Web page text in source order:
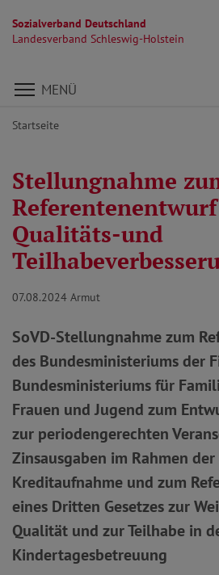
Sozialverband Deutschland
Landesverband Schleswig-Holstein
Direkt zu den Inhalten springen
MENÜ
Startseite
Stellungnahme
Qualitäts-und
07.08.2024 Armut
SoVD-Stellungnahme zum
des Bundesministeriums der
Bundesministeriums für
Frauen und Jugend zum
zur periodengerechten
Zinsausgaben im Rahmen
Kreditaufnahme und zum
eines Dritten Gesetzes zur
Qualität und zur Teilhabe in
Kindertagesbetreuung